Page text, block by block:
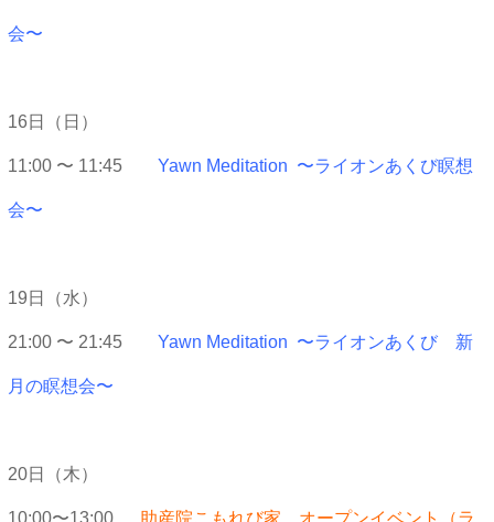
会〜
16日（日）
11:00 〜 11:45 Yawn Meditation 〜ライオンあくび瞑想
会〜
19日（水）
21:00 〜 21:45 Yawn Meditation 〜ライオンあくび 新
月の瞑想会〜
20日（木）
10:00〜13:00 助産院こもれび家 オープンイベント（ラ